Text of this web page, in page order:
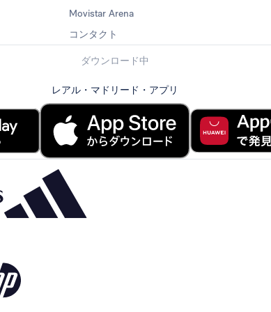
Movistar Arena
コンタクト
ダウンロード中
レアル・マドリード・アプリ